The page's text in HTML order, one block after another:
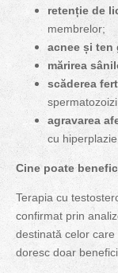
retenție de
membrelor;
acnee și ten
mărirea
scăderea
agravarea
cu hiperplazie
Cine poate
Terapia cu
confirmat prin
destinată celor
doresc doar